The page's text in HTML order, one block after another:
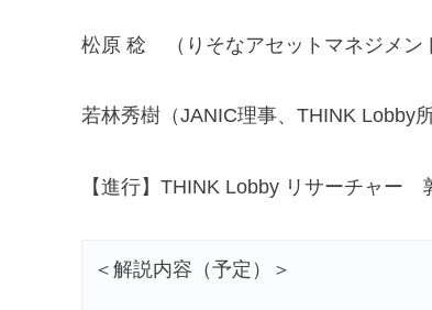
松原 稔 （りそなアセットマネジメ
若林秀樹（JANIC理事、THINK Lobby
【進行】THINK Lobby リサーチャー
＜解説内容（予定）＞